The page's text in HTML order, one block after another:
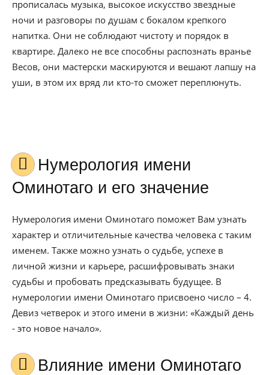
прописалась музыка, высокое искусство звездные
ночи и разговоры по душам с бокалом крепкого
напитка. Они не соблюдают чистоту и порядок в
квартире. Далеко не все способны распознать вранье
Весов, они мастерски маскируются и вешают лапшу на
уши, в этом их вряд ли кто-то сможет переплюнуть.
Нумерология имени
Оминотаго и его значение
Нумерология имени Оминотаго поможет Вам узнать
характер и отличительные качества человека с таким
именем. Также можно узнать о судьбе, успехе в
личной жизни и карьере, расшифровывать знаки
судьбы и пробовать предсказывать будущее. В
нумерологии имени Оминотаго присвоено число – 4.
Девиз четверок и этого имени в жизни: «Каждый день
- это новое начало».
Влияние имени Оминотаго